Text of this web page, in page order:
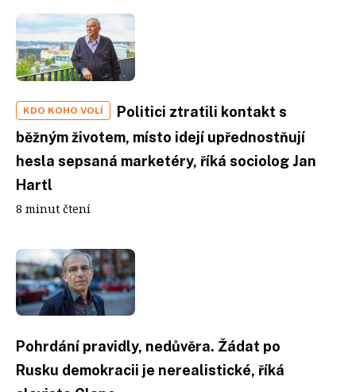
KDO KOHO VOLÍ
Politici ztratili kontakt s
běžným životem, místo idejí upřednostňují
hesla sepsaná marketéry, říká sociolog Jan
Hartl
8 minut čtení
Pohrdání pravidly, nedůvěra. Žádat po
Rusku demokracii je nerealistické, říká